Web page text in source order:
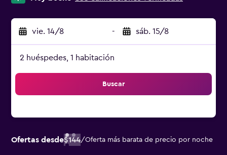
vie. 14/8 - sáb. 15/8
2 huéspedes, 1 habitación
Buscar
Ofertas desde$144/Oferta más barata de precio por noche